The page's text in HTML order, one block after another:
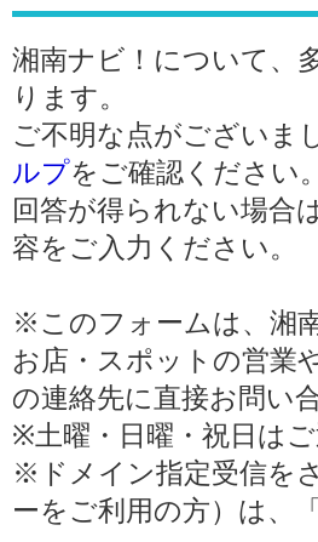
湘南ナビ！について、
ります。
ご不明な点がございま
ルプをご確認ください。
回答が得られない場合は
容をご入力ください。
※このフォームは、湘
お店・スポットの営業
の連絡先に直接お問い
※土曜・日曜・祝日は
※ドメイン指定受信を
ーをご利用の方）は、